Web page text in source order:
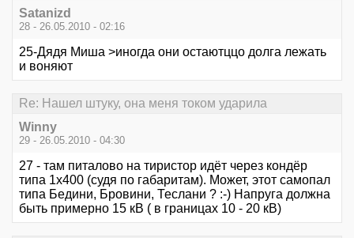
Satanizd
28 - 26.05.2010 - 02:16
25-Дядя Миша >иногда они остаютццо долга лежать
и воняют
Re: Нашел штуку, она меня током ударила
Winny
29 - 26.05.2010 - 04:30
27 - там питалово на тиристор идёт через кондёр
типа 1х400 (судя по габаритам). Может, этот самопал
типа Бедини, Бровини, Теслани ? :-) Напруга должна
быть примерно 15 кВ ( в границах 10 - 20 кВ)